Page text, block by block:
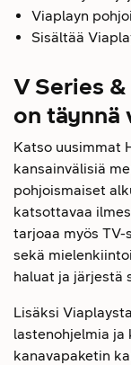
Viaplayn
Sisältää
V Series
on täynnä
Katso uusimmat
kansainvälisiä
pohjoismaiset
katsottavaa
tarjoaa myös
sekä
haluat ja järjestä
Lisäksi
lastenohjelmia ja
kanavapaketin